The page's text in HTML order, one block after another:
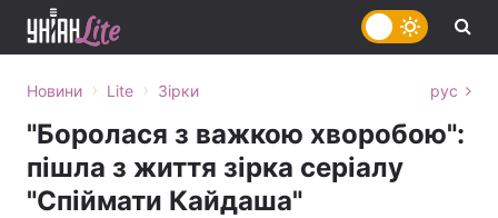
Новини › Lite › Зірки рус
"Боролася з важкою хворобою":
пішла з життя зірка серіалу
"Спіймати Кайдаша"